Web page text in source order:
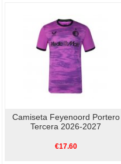
Camiseta Feyenoord Portero
Tercera 2026-2027
€17.60